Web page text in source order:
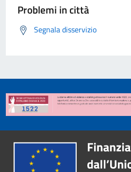
Problemi in città
Segnala disservizio